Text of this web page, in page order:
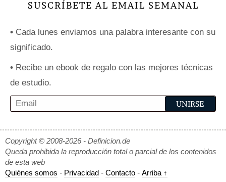
SUSCRÍBETE AL EMAIL SEMANAL
• Cada lunes enviamos una palabra interesante con su
significado.
• Recibe un ebook de regalo con las mejores técnicas
de estudio.
Copyright © 2008-2026 - Definicion.de
Queda prohibida la reproducción total o parcial de los contenidos
de esta web
Quiénes somos - Privacidad - Contacto - Arriba ↑